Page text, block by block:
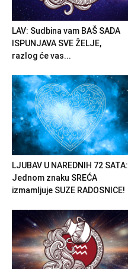
LAV: Sudbina vam BAŠ SADA
ISPUNJAVA SVE ŽELJE,
razlog će vas...
LJUBAV U NAREDNIH 72 SATA:
Jednom znaku SREĆA
izmamljuje SUZE RADOSNICE!